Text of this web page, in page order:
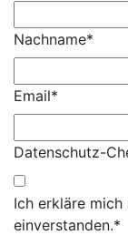
Nachname*
Email*
Datenschutz-
Ich erkläre
einverstanden.*